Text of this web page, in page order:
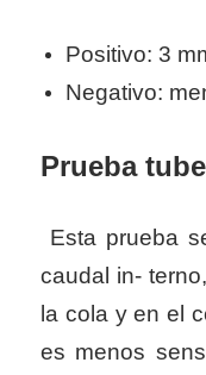
Positivo: 3
Negativo:
Prueba
Esta prueba
caudal in-
la cola y en el
es menos